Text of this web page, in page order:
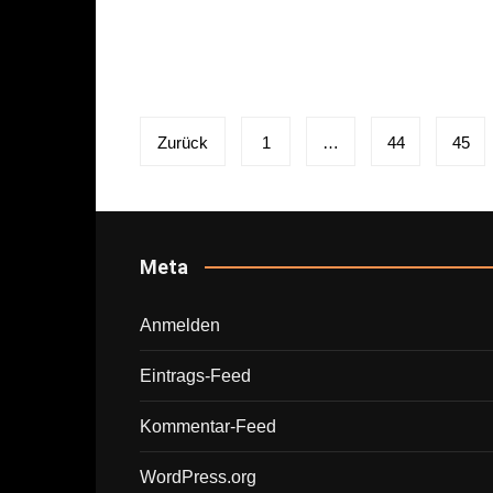
Seitennummerierung
Beiträge
Zurück 1 … 44 45
Meta
Anmelden
Eintrags-Feed
Kommentar-Feed
WordPress.org